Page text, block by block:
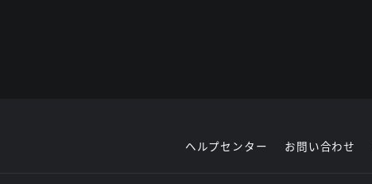
ヘルプセンター お問い合わせ